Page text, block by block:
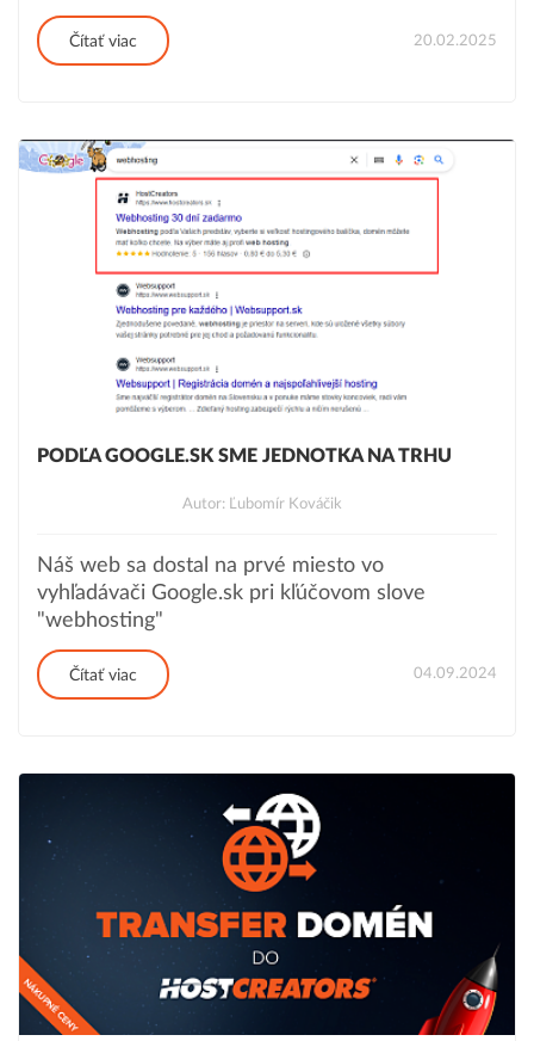
Čítať viac 20.02.2025
PODĽA GOOGLE.SK SME JEDNOTKA NA TRHU
Autor: Ľubomír Kováčik
Náš web sa dostal na prvé miesto vo
vyhľadávači Google.sk pri kľúčovom slove
"webhosting"
Čítať viac 04.09.2024